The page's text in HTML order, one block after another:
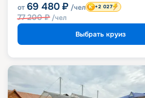
от 69 480 ₽ /чел
77 200₽ /чел
+2 027
Выбрать круиз